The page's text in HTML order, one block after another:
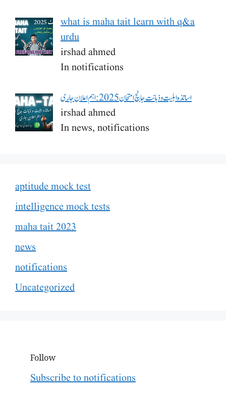
what is maha tait learn with q&a
urdu
irshad ahmed
In notifications
اساتذہ اہلیت و ذہانت جانچ امتحان 2025: اہم اعلان جاری
irshad ahmed
In news, notifications
aptitude mock test
intelligence mock tests
maha tait 2023
news
notifications
Uncategorized
Follow
Subscribe to notifications